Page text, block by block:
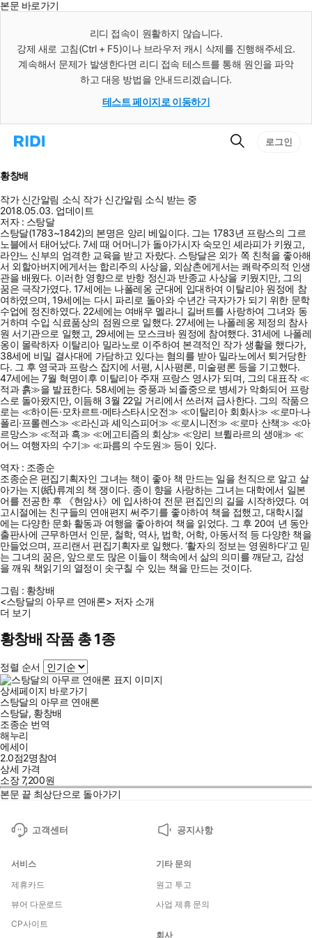
본문 바로가기
리디 접속이 원활하지 않습니다.
강제 새로 고침(Ctrl + F5)이나 브라우저 캐시 삭제를 진행해주세요.
계속해서 문제가 발생한다면 리디 접속 테스트를 통해 원인을 파악
하고 대응 방법을 안내드리겠습니다.
테스트 페이지로 이동하기
리
으
로
이
동
검
로그인
황창배
작가 신간알림 소식 작가 신간알림 소식 받는 중
2018.05.03. 업데이트
저자 : 스탕달
스탕달(1783~1842)의 본명은 앙리 베일이다. 그는 1783년 프랑스의 그르
노블에서 태어났다. 7세 때 어머니가 돌아가시자 숙모인 셰라피가 키웠고,
라얀느 신부의 엄격한 교육을 받고 자랐다. 스탕달은 외가 쪽 친척을 좋아해
서 외할아버지에게서는 합리주의 사상을, 외삼촌에게서는 쾌락주의적 인생
관을 배웠다. 이러한 영향으로 반항 정신과 반종교 사상을 키웠지만, 그의
꿈은 극작가였다. 17세에는 나폴레옹 군대에 입대하여 이탈리아 원정에 참
여하였으며, 19세에는 다시 파리로 돌아와 수년간 극자가가 되기 위한 문학
수업에 정진하였다. 22세에는 여배우 멜라니 길버트를 사랑하여 그녀와 동
거하며 수입 식료품상의 점원으로 일했다. 27세에는 나폴레옹 제정의 참사
원 서기관으로 일했고, 29세에는 모스크바 원정에 참여했다. 31세에 나폴레
옹이 몰락하자 이탈리아 밀라노로 이주하여 본격적인 작가 생활을 했다가,
38세에 비밀 결사대에 가담하고 있다는 혐의를 받아 밀라노에서 퇴거당한
다. 그 후 영국과 프랑스 잡지에 서평, 시사평론, 미술평론 등을 기고했다.
47세에는 7월 혁명이후 이탈리아 주재 프랑스 영사가 되며, 그의 대표작 ≪
적과 흙≫을 발표한다. 58세에는 중풍과 뇌졸중으로 병세가 악화되어 프랑
스로 돌아왔지만, 이듬해 3월 22일 거리에서 쓰러져 급사한다. 그의 작품으
로는 ≪하이든·모차르트·메타스타시오전≫ ≪이탈리아 회화사≫ ≪로마·나
폴리·프롤렌스≫ ≪라신과 셰익스피어≫ ≪로시니전≫ ≪로마 산책≫ ≪아
르망스≫ ≪적과 흑≫ ≪에고티즘의 회상≫ ≪앙리 브륄라르의 생애≫ ≪
어느 여행자의 수기≫ ≪파름의 수도원≫ 등이 있다.
역자 : 조종순
조종순은 편집기획자인 그녀는 책이 좋아 책 만드는 일을 천직으로 알고 살
아가는 지(紙)류계의 책 쟁이다. 종이 향을 사랑하는 그녀는 대학에서 일본
어를 전공한 후 《현암사》에 입사하여 전문 편집인의 길을 시작하였다. 여
고시절에는 친구들의 연애편지 써주기를 좋아하여 책을 접했고, 대학시절
에는 다양한 문화 활동과 여행을 좋아하여 책을 읽었다. 그 후 20여 년 동안
출판사에 근무하면서 인문, 철학, 역사, 법학, 어학, 아동서적 등 다양한 책을
만들었으며, 프리랜서 편집기획자로 일했다. ‘활자의 정보는 영원하다’고 믿
는 그녀의 꿈은, 앞으로도 많은 이들이 책속에서 삶의 의미를 깨닫고, 감성
을 깨워 책읽기의 열정이 솟구칠 수 있는 책을 만드는 것이다.
그림 : 황창배
<스탕달의 아무르 연애론> 저자 소개
더 보기
황창배 작품 총 1종
정렬 순서
상세페이지 바로가기
스탕달의 아무르 연애론
스탕달, 황창배
조종순 번역
해누리
에세이
2.0점2명참여
상세 가격
소장7,200원
본문 끝 최상단으로 돌아가기
고객센터 공지사항
서비스
제휴카드
뷰어 다운로드
CP사이트
기타 문의
원고 투고
사업 제휴 문의
회사